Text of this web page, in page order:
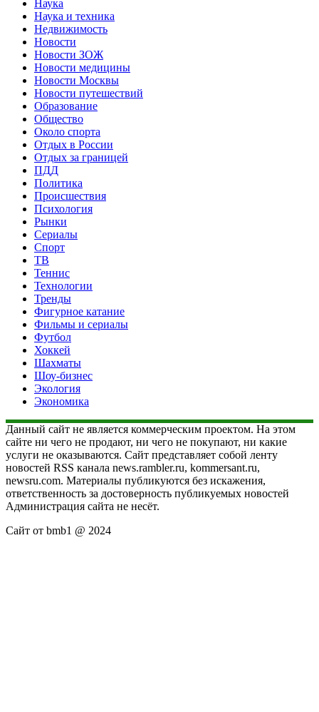
Наука
Наука и техника
Недвижимость
Новости
Новости ЗОЖ
Новости медицины
Новости Москвы
Новости путешествий
Образование
Общество
Около спорта
Отдых в России
Отдых за границей
ПДД
Политика
Происшествия
Психология
Рынки
Сериалы
Спорт
ТВ
Теннис
Технологии
Тренды
Фигурное катание
Фильмы и сериалы
Футбол
Хоккей
Шахматы
Шоу-бизнес
Экология
Экономика
Данный сайт не является коммерческим проектом. На этом
сайте ни чего не продают, ни чего не покупают, ни какие
услуги не оказываются. Сайт представляет собой ленту
новостей RSS канала news.rambler.ru, kommersant.ru,
newsru.com. Материалы публикуются без искажения,
ответственность за достоверность публикуемых новостей
Администрация сайта не несёт.
Сайт от bmb1 @ 2024